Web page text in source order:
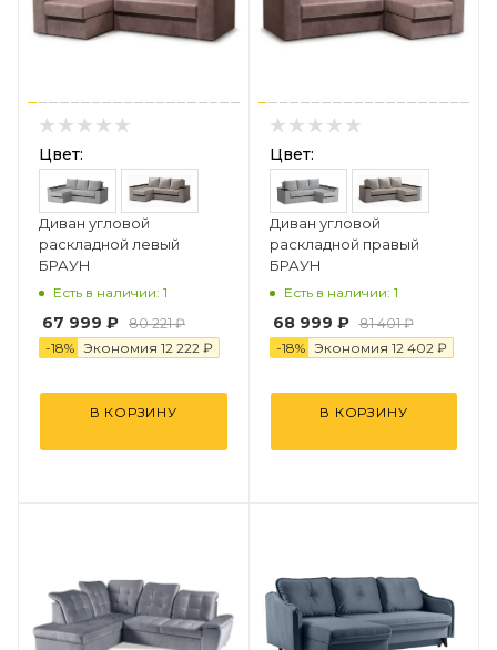
Цвет:
Диван угловой
раскладной левый
БРАУН
Есть в наличии: 1
67 999 ₽ 80 221 ₽
-18% Экономия 12 222 ₽
В КОРЗИНУ
Цвет:
Диван угловой
раскладной правый
БРАУН
Есть в наличии: 1
68 999 ₽ 81 401 ₽
-18% Экономия 12 402 ₽
В КОРЗИНУ